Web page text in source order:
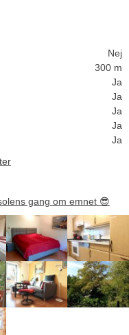
Nej
300 m
Ja
Ja
Ja
Ja
Ja
gang om emnet 😎